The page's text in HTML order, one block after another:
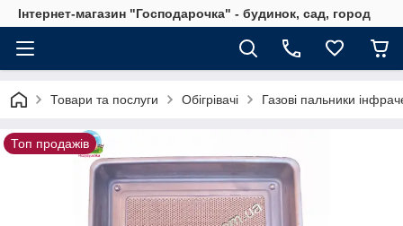
Інтернет-магазин "Господарочка" - будинок, сад, город
Товари та послуги Обігрівачі Газові пальники
Топ продажів